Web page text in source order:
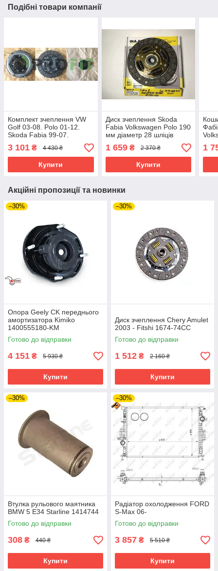
Подібні товари компанії
Комплект зчеплення VW
Golf 03-08. Polo 01-12.
Skoda Fabia 99-07.
Octavia 04-13. Seat IBIZA
02-09. Cordoba
3 101 ₴ 4 430 ₴
Купити
Диск зчеплення Skoda
Fabia Volkswagen Polo 190
мм діаметр 28 шліців
03D141031C
1 659₴ 2 370 ₴
Купити
1,2
1
Акційні пропозиції та новинки
–30%
Опора Geely CK переднього
амортизатора Kimiko
1400555180-KM
Готово до відправки
4 151 ₴ 5 930 ₴
Купити
–30%
Диск зчеплення Chery Amulet
2003 - Fitshi 1674-74CC
Готово до відправки
1 512 ₴ 2 160 ₴
Купити
–30%
Втулка рульового маятника
BMW 5 E34 Starline 1414744
Готово до відправки
308 ₴ 440 ₴
Купити
–30%
Радіатор охолодження FORD
S-Max 06-
Готово до відправки
3 857 ₴ 5 510 ₴
Купити